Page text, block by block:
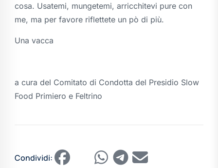
cosa. Usatemi, mungetemi, arricchitevi pure con
me, ma per favore riflettete un pò di più.
Una vacca
a cura del Comitato di Condotta del Presidio Slow
Food Primiero e Feltrino
Condividi: